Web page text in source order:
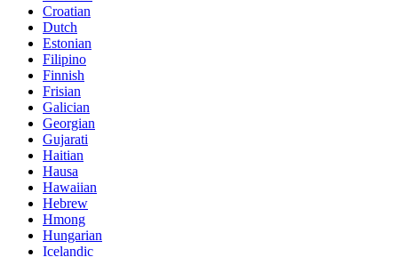
Croatian
Dutch
Estonian
Filipino
Finnish
Frisian
Galician
Georgian
Gujarati
Haitian
Hausa
Hawaiian
Hebrew
Hmong
Hungarian
Icelandic